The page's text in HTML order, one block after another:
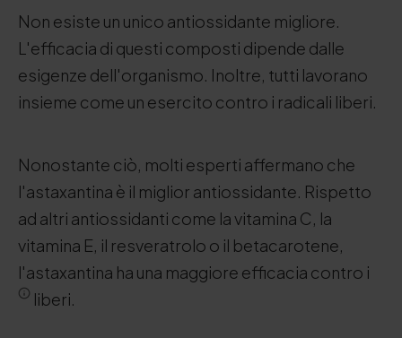
Non esiste un unico antiossidante migliore.
L'efficacia di questi composti dipende dalle
esigenze dell'organismo. Inoltre, tutti lavorano
insieme come un esercito contro i radicali liberi.
Nonostante ciò, molti esperti affermano che
l'astaxantina è il miglior antiossidante. Rispetto
ad altri antiossidanti come la vitamina C, la
vitamina E, il resveratrolo o il betacarotene,
l'astaxantina ha una maggiore efficacia contro i
liberi.